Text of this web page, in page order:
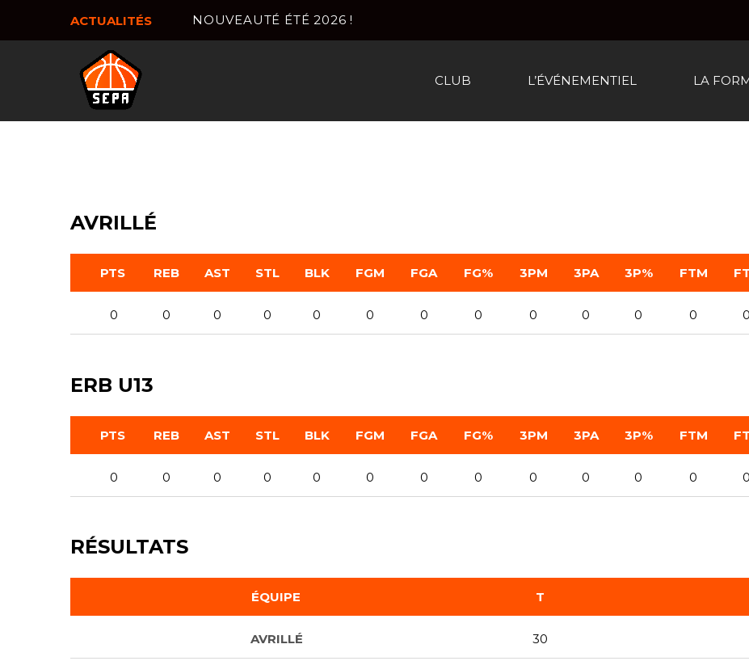
ACTUALITÉS NOUVEAUTÉ ÉTÉ 2026 !
CLUB L’ÉVÉNEMENTIEL LA
AVRILLÉ
PTS REB AST STL BLK FGM FGA FG% 3PM 3PA 3P% FTM
0 0 0 0 0 0 0 0 0 0 0 0 0
ERB U13
PTS REB AST STL BLK FGM FGA FG% 3PM 3PA 3P% FTM
0 0 0 0 0 0 0 0 0 0 0 0 0
RÉSULTATS
ÉQUIPE T
AVRILLÉ 30